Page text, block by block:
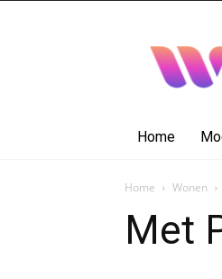
Home
Home Wonen
Met